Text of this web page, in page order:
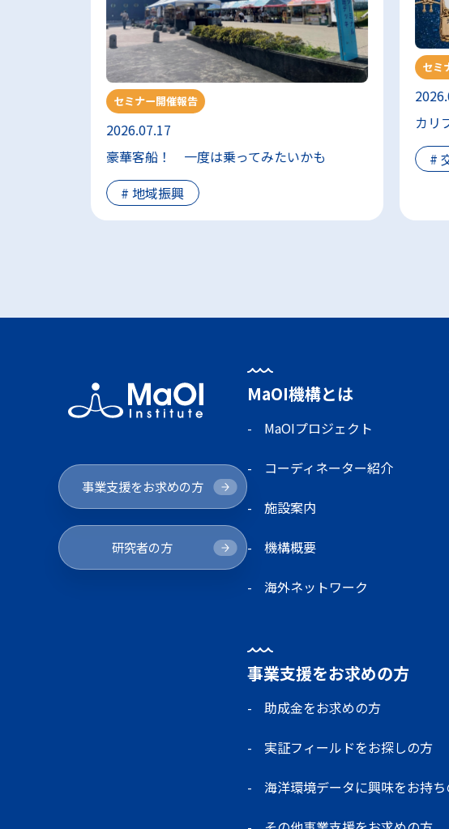
セミナー開催報告
2026.07.17
豪華客船！ 一度は乗ってみたいかも
# 地域振興
セミ
カリ
#
事業支援をお求めの方
研究者の方
MaOI機構とは
MaOIプロジェクト
コーディネーター紹介
施設案内
機構概要
海外ネットワーク
事業支援をお求めの方
助成金をお求めの方
実証フィールドをお探しの方
海洋環境データに興味をお持